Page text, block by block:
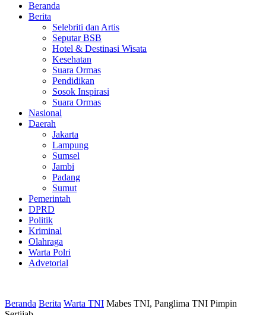
Beranda
Berita
Selebriti dan Artis
Seputar BSB
Hotel & Destinasi Wisata
Kesehatan
Suara Ormas
Pendidikan
Sosok Inspirasi
Suara Ormas
Nasional
Daerah
Jakarta
Lampung
Sumsel
Jambi
Padang
Sumut
Pemerintah
DPRD
Politik
Kriminal
Olahraga
Warta Polri
Advetorial
Beranda Berita Warta TNI Mabes TNI, Panglima TNI Pimpin